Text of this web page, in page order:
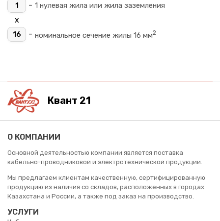
1 - 1 нулевая жила или жила заземления
х
16 - номинальное сечение жилы 16 мм2
Квант 21
О КОМПАНИИ
Основной деятельностью компании является поставка
кабельно-проводниковой и электротехнической продукции.
Мы предлагаем клиентам качественную, сертифицированную
продукцию из наличия со складов, расположенных в городах
Казахстана и России, а также под заказ на производство.
УСЛУГИ